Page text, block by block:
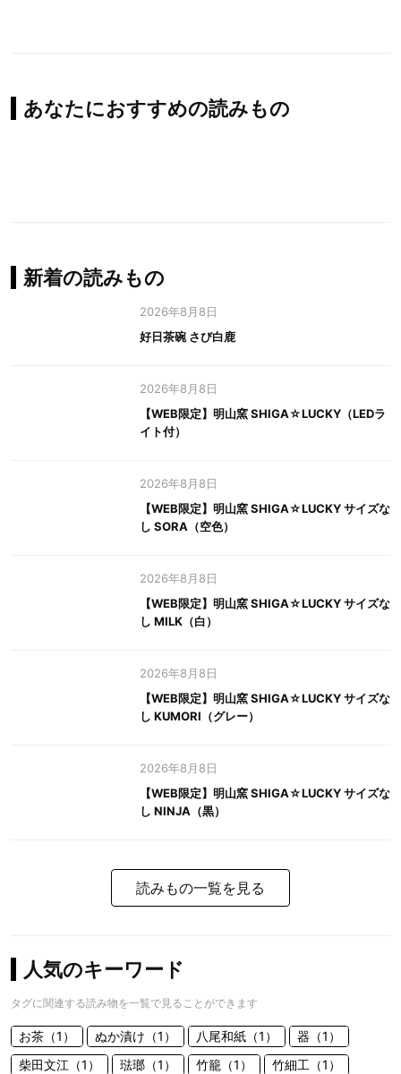
あなたにおすすめの読みもの
新着の読みもの
2026年8月8日
好日茶碗 さび白鹿
2026年8月8日
【WEB限定】明山窯 SHIGA☆LUCKY（LEDラ
イト付）
2026年8月8日
【WEB限定】明山窯 SHIGA☆LUCKY サイズな
し SORA（空色）
2026年8月8日
【WEB限定】明山窯 SHIGA☆LUCKY サイズな
し MILK（白）
2026年8月8日
【WEB限定】明山窯 SHIGA☆LUCKY サイズな
し KUMORI（グレー）
2026年8月8日
【WEB限定】明山窯 SHIGA☆LUCKY サイズな
し NINJA（黒）
読みもの一覧を見る
人気のキーワード
タグに関連する読み物を一覧で見ることができます
お茶（1） ぬか漬け（1） 八尾和紙（1）
器（1）
柴田文江（1）
琺瑯（1） 竹籠（1） 竹細工（1）